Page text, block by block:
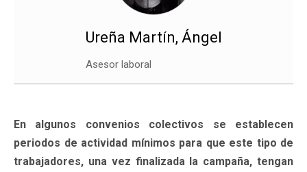
Ureña Martín, Ángel
Asesor laboral
En algunos convenios colectivos se establecen
periodos de actividad mínimos para que este tipo de
trabajadores, una vez finalizada la campaña, tengan